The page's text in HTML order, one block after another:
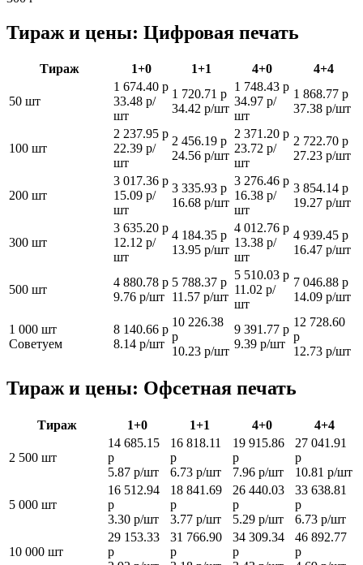
Тираж и цены: Цифровая печать
Тираж 1+0 1+1 4+0 4+4
50 шт
1 674.40 р
33.48 р/
шт
1 720.71 р
34.42 р/шт
1 748.43 р
34.97 р/
шт
1 868.77 р
37.38 р/шт
100 шт
2 237.95 р
22.39 р/
шт
2 456.19 р
24.56 р/шт
2 371.20 р
23.72 р/
шт
2 722.70 р
27.23 р/шт
200 шт
3 017.36 р
15.09 р/
шт
3 335.93 р
16.68 р/шт
3 276.46 р
16.38 р/
шт
3 854.14 р
19.27 р/шт
300 шт
3 635.20 р
12.12 р/
шт
4 184.35 р
13.95 р/шт
4 012.76 р
13.38 р/
шт
4 939.45 р
16.47 р/шт
500 шт
4 880.78 р
9.76 р/шт
5 788.37 р
11.57 р/шт
5 510.03 р
11.02 р/
шт
7 046.88 р
14.09 р/шт
1 000 шт
Советуем
8 140.66 р
8.14 р/шт
10 226.38
р
10.23 р/шт
9 391.77 р
9.39 р/шт
12 728.60
р
12.73 р/шт
Тираж и цены: Офсетная печать
Тираж 1+0 1+1 4+0 4+4
2 500 шт
14 685.15
р
5.87 р/шт
16 818.11
р
6.73 р/шт
19 915.86
р
7.96 р/шт
27 041.91
р
10.81 р/шт
5 000 шт
16 512.94
р
3.30 р/шт
18 841.69
р
3.77 р/шт
26 440.03
р
5.29 р/шт
33 638.81
р
6.73 р/шт
10 000 шт
29 153.33
р
31 766.90
р
34 309.34
р
46 892.77
р